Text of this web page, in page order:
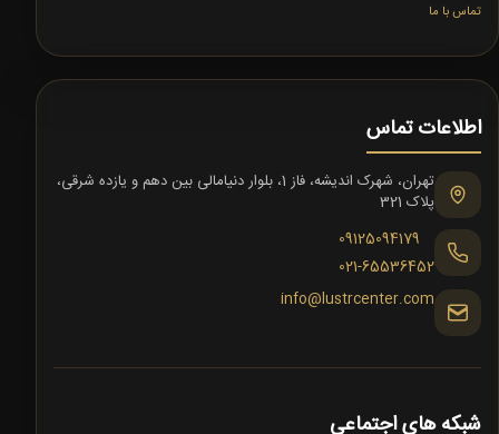
تماس با ما
اطلاعات تماس
تهران، شهرک اندیشه، فاز 1، بلوار دنیامالی بین دهم و یازده شرقی،
پلاک 321
09125094179
021-65536452
info@lustrcenter.com
شبکه های اجتماعی